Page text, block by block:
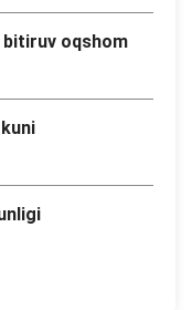
bitiruv oqshom